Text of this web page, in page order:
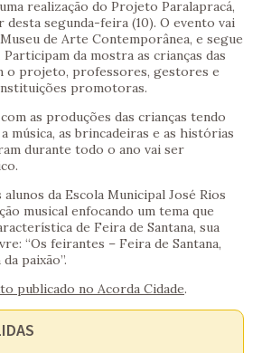
realização do Projeto Paralapracá,
segunda-feira (10). O evento vai
de Arte Contemporânea, e segue
da mostra as crianças das
o projeto, professores, gestores e
promotoras.
as produções das crianças tendo
música, as brincadeiras e as histórias
durante todo o ano vai ser
da Escola Municipal José Rios
musical enfocando um tema que
de Feira de Santana, sua
“Os feirantes – Feira de Santana,
paixão”.
publicado no Acorda Cidade.